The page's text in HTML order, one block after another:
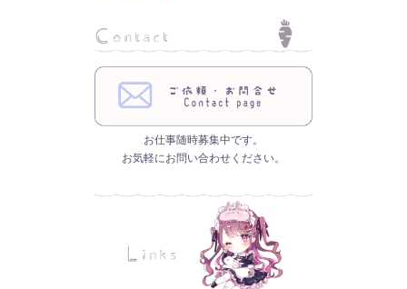
お仕事随時募集中です。
お気軽にお問い合わせください。